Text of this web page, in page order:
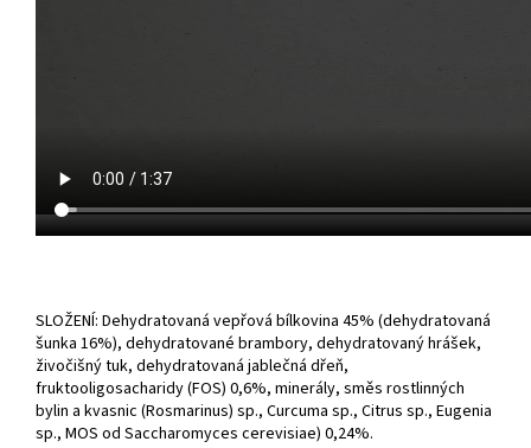
SLOŽENÍ: Dehydratovaná vepřová bílkovina 45% (dehydratovaná
šunka 16%), dehydratované brambory, dehydratovaný hrášek,
živočišný tuk, dehydratovaná jablečná dřeň,
fruktooligosacharidy (FOS) 0,6%, minerály, směs rostlinných
bylin a kvasnic (Rosmarinus) sp., Curcuma sp., Citrus sp., Eugenia
sp., MOS od Saccharomyces cerevisiae) 0,24%.